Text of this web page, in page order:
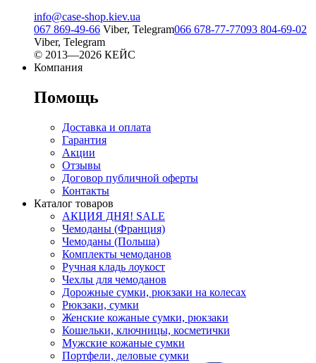
info@case-shop.kiev.ua
067 869-49-66 Viber, Telegram066 678-77-77093 804-69-02
Viber, Telegram
© 2013—2026 КЕЙС
Компания
Помощь
Доставка и оплата
Гарантия
Акции
Отзывы
Договор публичной оферты
Контакты
Каталог товаров
АКЦИЯ ДНЯ! SALE
Чемоданы (Франция)
Чемоданы (Польша)
Комплекты чемоданов
Ручная кладь лоукост
Чехлы для чемоданов
Дорожные сумки, рюкзаки на колесах
Рюкзаки, сумки
Женские кожаные сумки, рюкзаки
Кошельки, ключницы, косметички
Мужские кожаные сумки
Портфели, деловые сумки